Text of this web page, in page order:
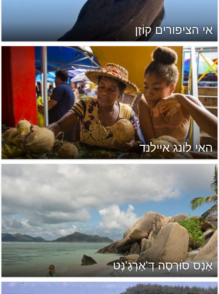
אי הציפורים קוֹזֶן
האי לונג איילנד
אַנְס סֹוּרְסֶה דְּ'אַרְגׇ'נְט